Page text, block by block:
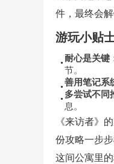
件，最终会
游玩小贴
耐心是关键
节。
善用笔记系
多尝试不同
息。
《来访者》
份攻略一步
这间公寓里的